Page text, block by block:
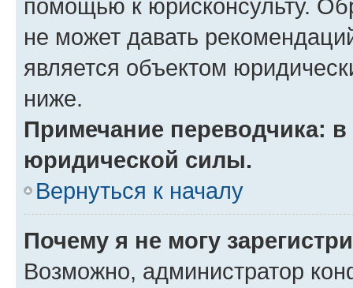
помощью к юрисконсульту.
не может давать
является объектом
ниже.
Примечание переводчика:
юридической силы.
Вернуться к началу
Почему я не могу
Возможно, администратор